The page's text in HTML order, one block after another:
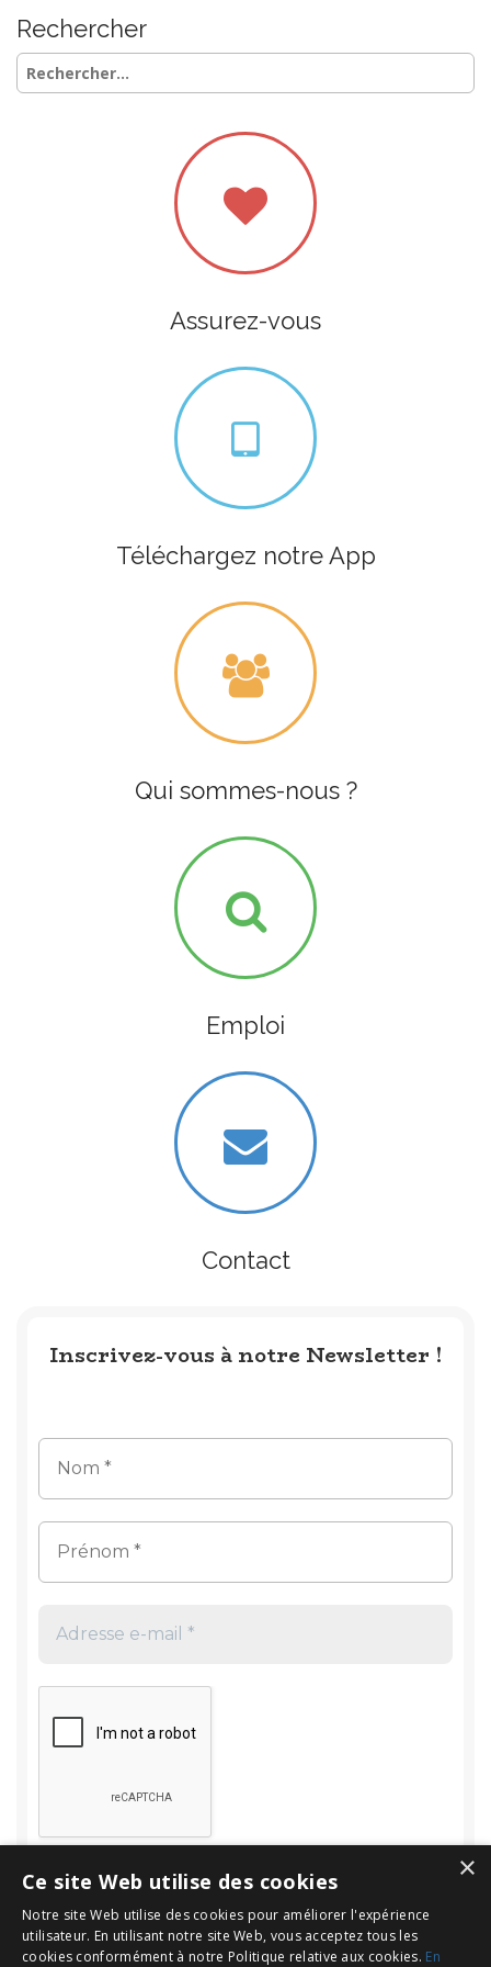
Rechercher
Rechercher :
Assurez-vous
Téléchargez notre App
Qui sommes-nous ?
Emploi
Contact
Inscrivez-vous à notre Newsletter !
×
Ce site Web utilise des cookies
Notre site Web utilise des cookies pour améliorer l'expérience
utilisateur. En utilisant notre site Web, vous acceptez tous les
cookies conformément à notre Politique relative aux cookies. En